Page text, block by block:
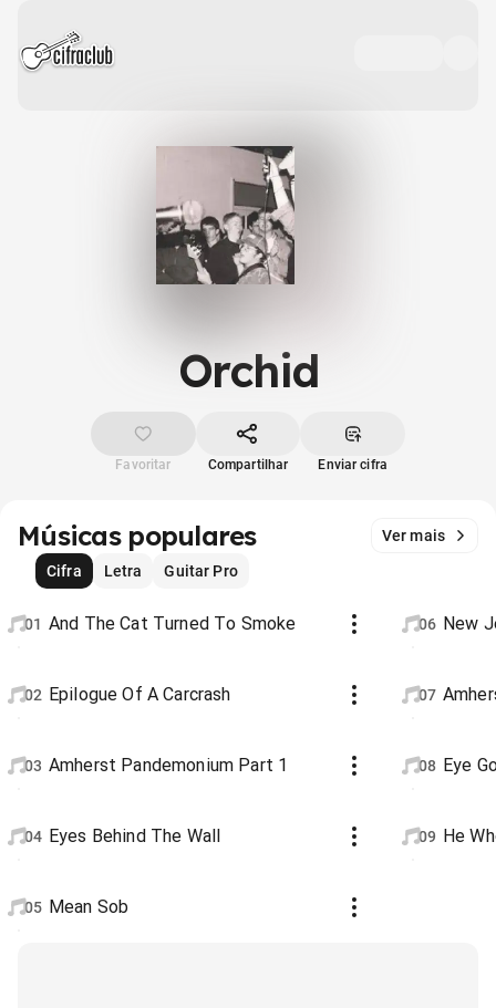
Orchid
Favoritar Compartilhar Enviar cifra
Músicas populares
Ver mais
Cifra
Letra Guitar Pro
01 And The Cat Turned To Smoke
02 Epilogue Of A Carcrash
03 Amherst Pandemonium Part 1
04 Eyes Behind The Wall
05 Mean Sob
06 New
07
08 Eye
09 He